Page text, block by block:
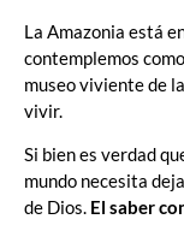
La Amazonia está
contemplemos
museo viviente de
vivir.
Si bien es verdad
mundo necesita
de Dios. El saber